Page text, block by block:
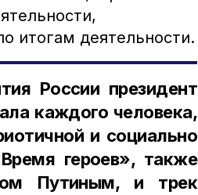
итогам деятельности.
России президент
каждого человека,
и социально
героев», также
Путиным, и трек